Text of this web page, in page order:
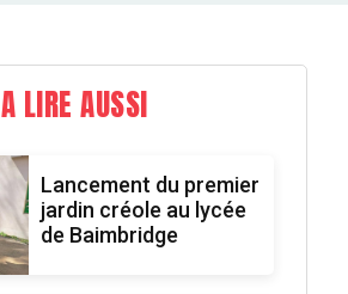
A LIRE AUSSI
Lancement du premier
jardin créole au lycée
de Baimbridge